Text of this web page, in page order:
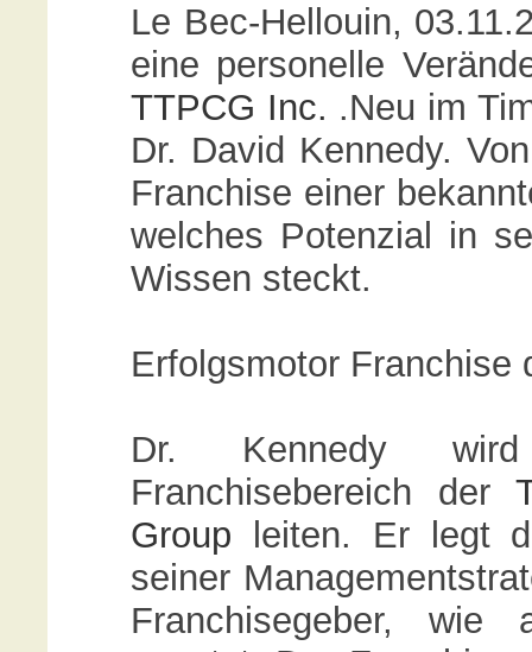
Le Bec-Hellouin,
eine personelle
TTPCG Inc. .Neu im
Dr. David Kennedy.
Franchise einer
welches Potenzial in
Wissen steckt.
Erfolgsmotor Franchise
Dr. Kennedy wird
Franchisebereich der
Group leiten. Er legt
seiner
Franchisegeber, wie